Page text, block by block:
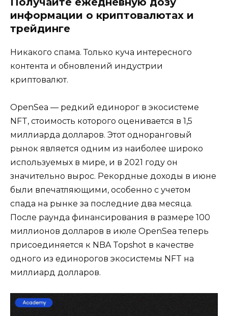
информации о криптовалютах и
трейдинге
Никакого спама. Только куча интересного
контента и обновлений индустрии
криптовалют.
OpenSea — редкий единорог в экосистеме
NFT, стоимость которого оценивается в 1,5
миллиарда долларов. Этот одноранговый
рынок является одним из наиболее широко
используемых в мире, и в 2021 году он
значительно вырос. Рекордные доходы в июне
были впечатляющими, особенно с учетом
спада на рынке за последние два месяца.
После раунда финансирования в размере 100
миллионов долларов в июле OpenSea теперь
присоединяется к NBA Topshot в качестве
одного из единорогов экосистемы NFT на
миллиард долларов.